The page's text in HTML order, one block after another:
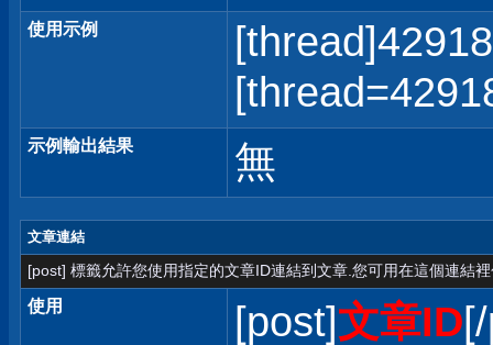
使用示例
示例輸出結果 無
文章連結
[post] 標籤允許您使用指定的文章ID連結到文章.您可用在這個連結
使用 [post]文章ID